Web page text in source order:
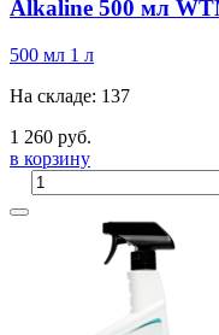
Alkaline 500 мл
500 мл 1 л
На складе: 137
1 260 руб.
в корзину